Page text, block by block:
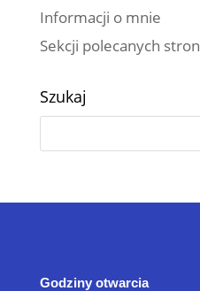
Informacji o mnie
Sekcji polecanych stron
Szukaj
Godziny otwarcia